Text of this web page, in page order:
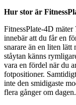
Hur stor är
FitnessPlate-4D
innebär att du får en
snarare än en liten
ståytan känns
vara en fördel när du
fotpositioner.
inte den smidigaste
flera gånger om dagen.